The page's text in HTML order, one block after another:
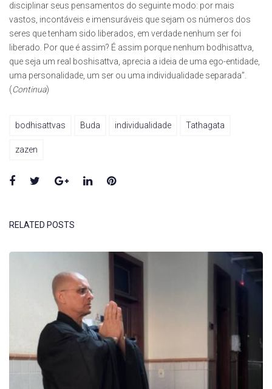
disciplinar seus pensamentos do seguinte modo: por mais
vastos, incontáveis e imensuráveis que sejam os números dos
seres que tenham sido liberados, em verdade nenhum ser foi
liberado. Por que é assim? É assim porque nenhum bodhisattva,
que seja um real boshisattva, aprecia a ideia de uma ego-entidade,
uma personalidade, um ser ou uma individualidade separada”.
(Continua)
bodhisattvas Buda individualidade Tathagata
zazen
Facebook
TwitterGoogle+LinkedInPinterest
RELATED POSTS